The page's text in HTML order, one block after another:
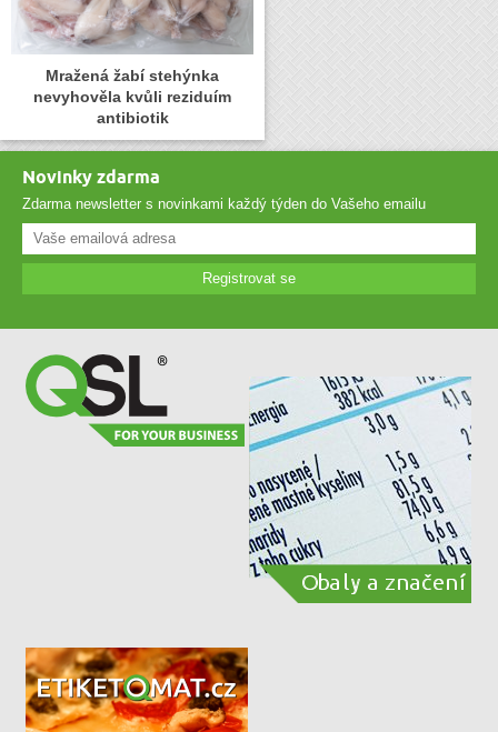
Mražená žabí stehýnka
nevyhověla kvůli reziduím
antibiotik
Novinky zdarma
Zdarma newsletter s novinkami každý týden do Vašeho emailu
Registrovat se